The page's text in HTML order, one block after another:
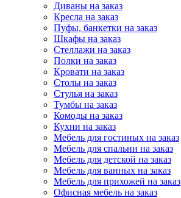
Диваны на заказ
Кресла на заказ
Пуфы, банкетки на заказ
Шкафы на заказ
Стеллажи на заказ
Полки на заказ
Кровати на заказ
Столы на заказ
Стулья на заказ
Тумбы на заказ
Комоды на заказ
Кухни на заказ
Мебель для гостиных на заказ
Мебель для спальни на заказ
Мебель для детской на заказ
Мебель для ванных на заказ
Мебель для прихожей на заказ
Офисная мебель на заказ